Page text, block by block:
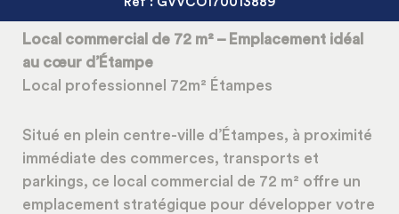
Local commercial de 72 m² – Emplacement idéal
au cœur d’Étampe
Local professionnel 72m² Étampes
Situé en plein centre-ville d’Étampes, à proximité
immédiate des commerces, transports et
parkings, ce local commercial de 72 m² offre un
emplacement stratégique pour développer votre